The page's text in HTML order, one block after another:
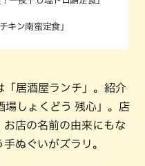
キン南蛮定食」
「居酒屋ランチ」。紹介
場しょくどう 残心」。店
店の名前の由来にもな
ぬぐいがズラリ。